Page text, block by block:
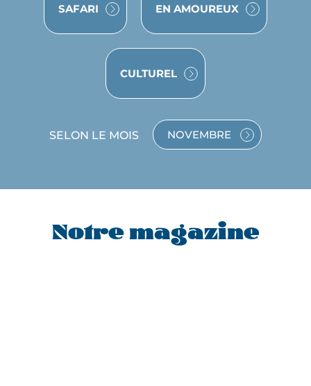
VOYAGE
SAFARI VOYAGE
EN AMOUREUX
VOYAGE
CULTUREL
SELON LE MOIS
VOYAGE
NOVEMBRE
Notre magazine